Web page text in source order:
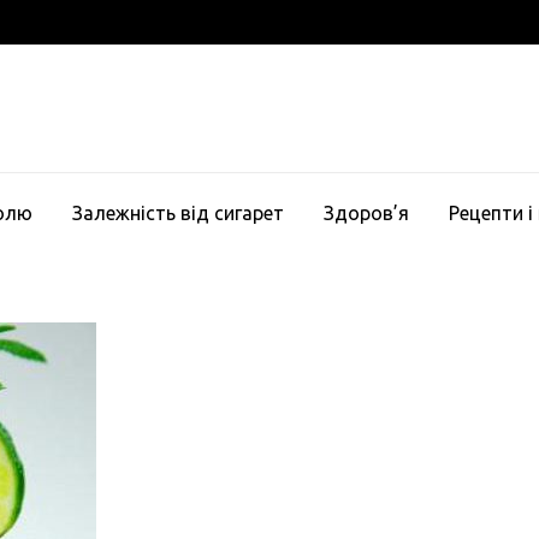
Залежність від сигарет Здоров’я Рецепти